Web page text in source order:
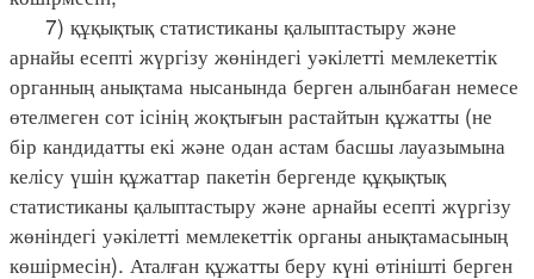
7) құқықтық статистиканы қалыптастыру және
арнайы есепті жүргізу жөніндегі уәкілетті мемлекеттік
органның анықтама нысанында берген алынбаған немесе
өтелмеген сот ісінің жоқтығын растайтын құжатты (не
бір кандидатты екі және одан астам басшы лауазымына
келісу үшін құжаттар пакетін бергенде құқықтық
статистиканы қалыптастыру және арнайы есепті жүргізу
жөніндегі уәкілетті мемлекеттік органы анықтамасының
көшірмесін). Аталған құжатты беру күні өтінішті берген